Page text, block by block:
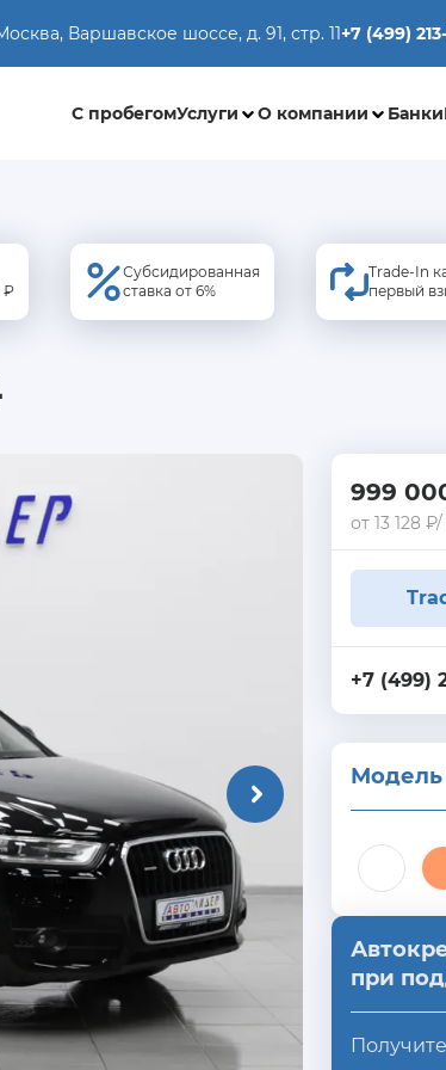
Варшавское шоссе, д. 91, стр. 11+7 (499)
С пробегомУслуги О компании Банки
₽
Субсидированная
ставка от 6%
Trade-In
первый
999
от 13 128
+7 (499)
Модель
при